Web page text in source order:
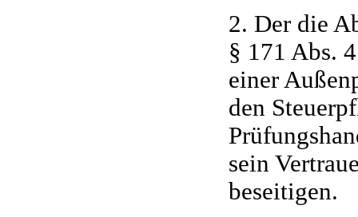
2. Der die
§ 171 Abs.
einer
den
sein
beseitigen.